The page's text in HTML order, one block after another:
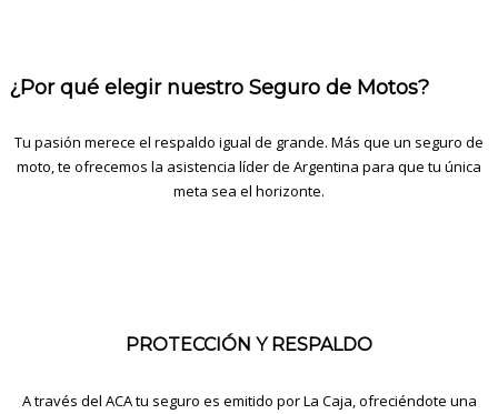
¿Por qué elegir nuestro Seguro de Motos?
Tu pasión merece el respaldo igual de grande. Más que un seguro de
moto, te ofrecemos la asistencia líder de Argentina para que tu única
meta sea el horizonte.
PROTECCIÓN Y RESPALDO
A través del ACA tu seguro es emitido por La Caja, ofreciéndote una